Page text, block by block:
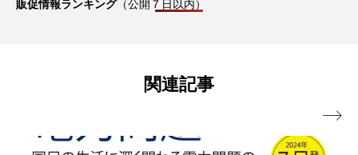
販促情報ランキング（公開７日以内）
関連記事
